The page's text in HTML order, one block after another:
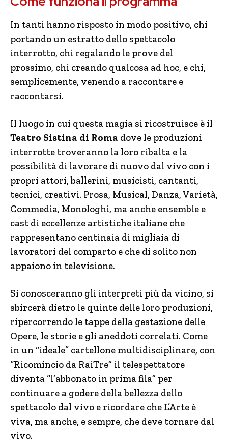
In tanti hanno risposto in modo positivo, chi
portando un estratto dello spettacolo
interrotto, chi regalando le prove del
prossimo, chi creando qualcosa ad hoc, e chi,
semplicemente, venendo a raccontare e
raccontarsi.
Il luogo in cui questa magia si ricostruisce è il
Teatro Sistina di Roma dove le produzioni
interrotte troveranno la loro ribalta e la
possibilità di lavorare di nuovo dal vivo con i
propri attori, ballerini, musicisti, cantanti,
tecnici, creativi. Prosa, Musical, Danza, Varietà,
Commedia, Monologhi, ma anche ensemble e
cast di eccellenze artistiche italiane che
rappresentano centinaia di migliaia di
lavoratori del comparto e che di solito non
appaiono in televisione.
Si conosceranno gli interpreti più da vicino, si
sbircerà dietro le quinte delle loro produzioni,
ripercorrendo le tappe della gestazione delle
Opere, le storie e gli aneddoti correlati. Come
in un “ideale” cartellone multidisciplinare, con
“Ricomincio da RaiTre” il telespettatore
diventa “l’abbonato in prima fila” per
continuare a godere della bellezza dello
spettacolo dal vivo e ricordare che L’Arte è
viva, ma anche, e sempre, che deve tornare dal
vivo.